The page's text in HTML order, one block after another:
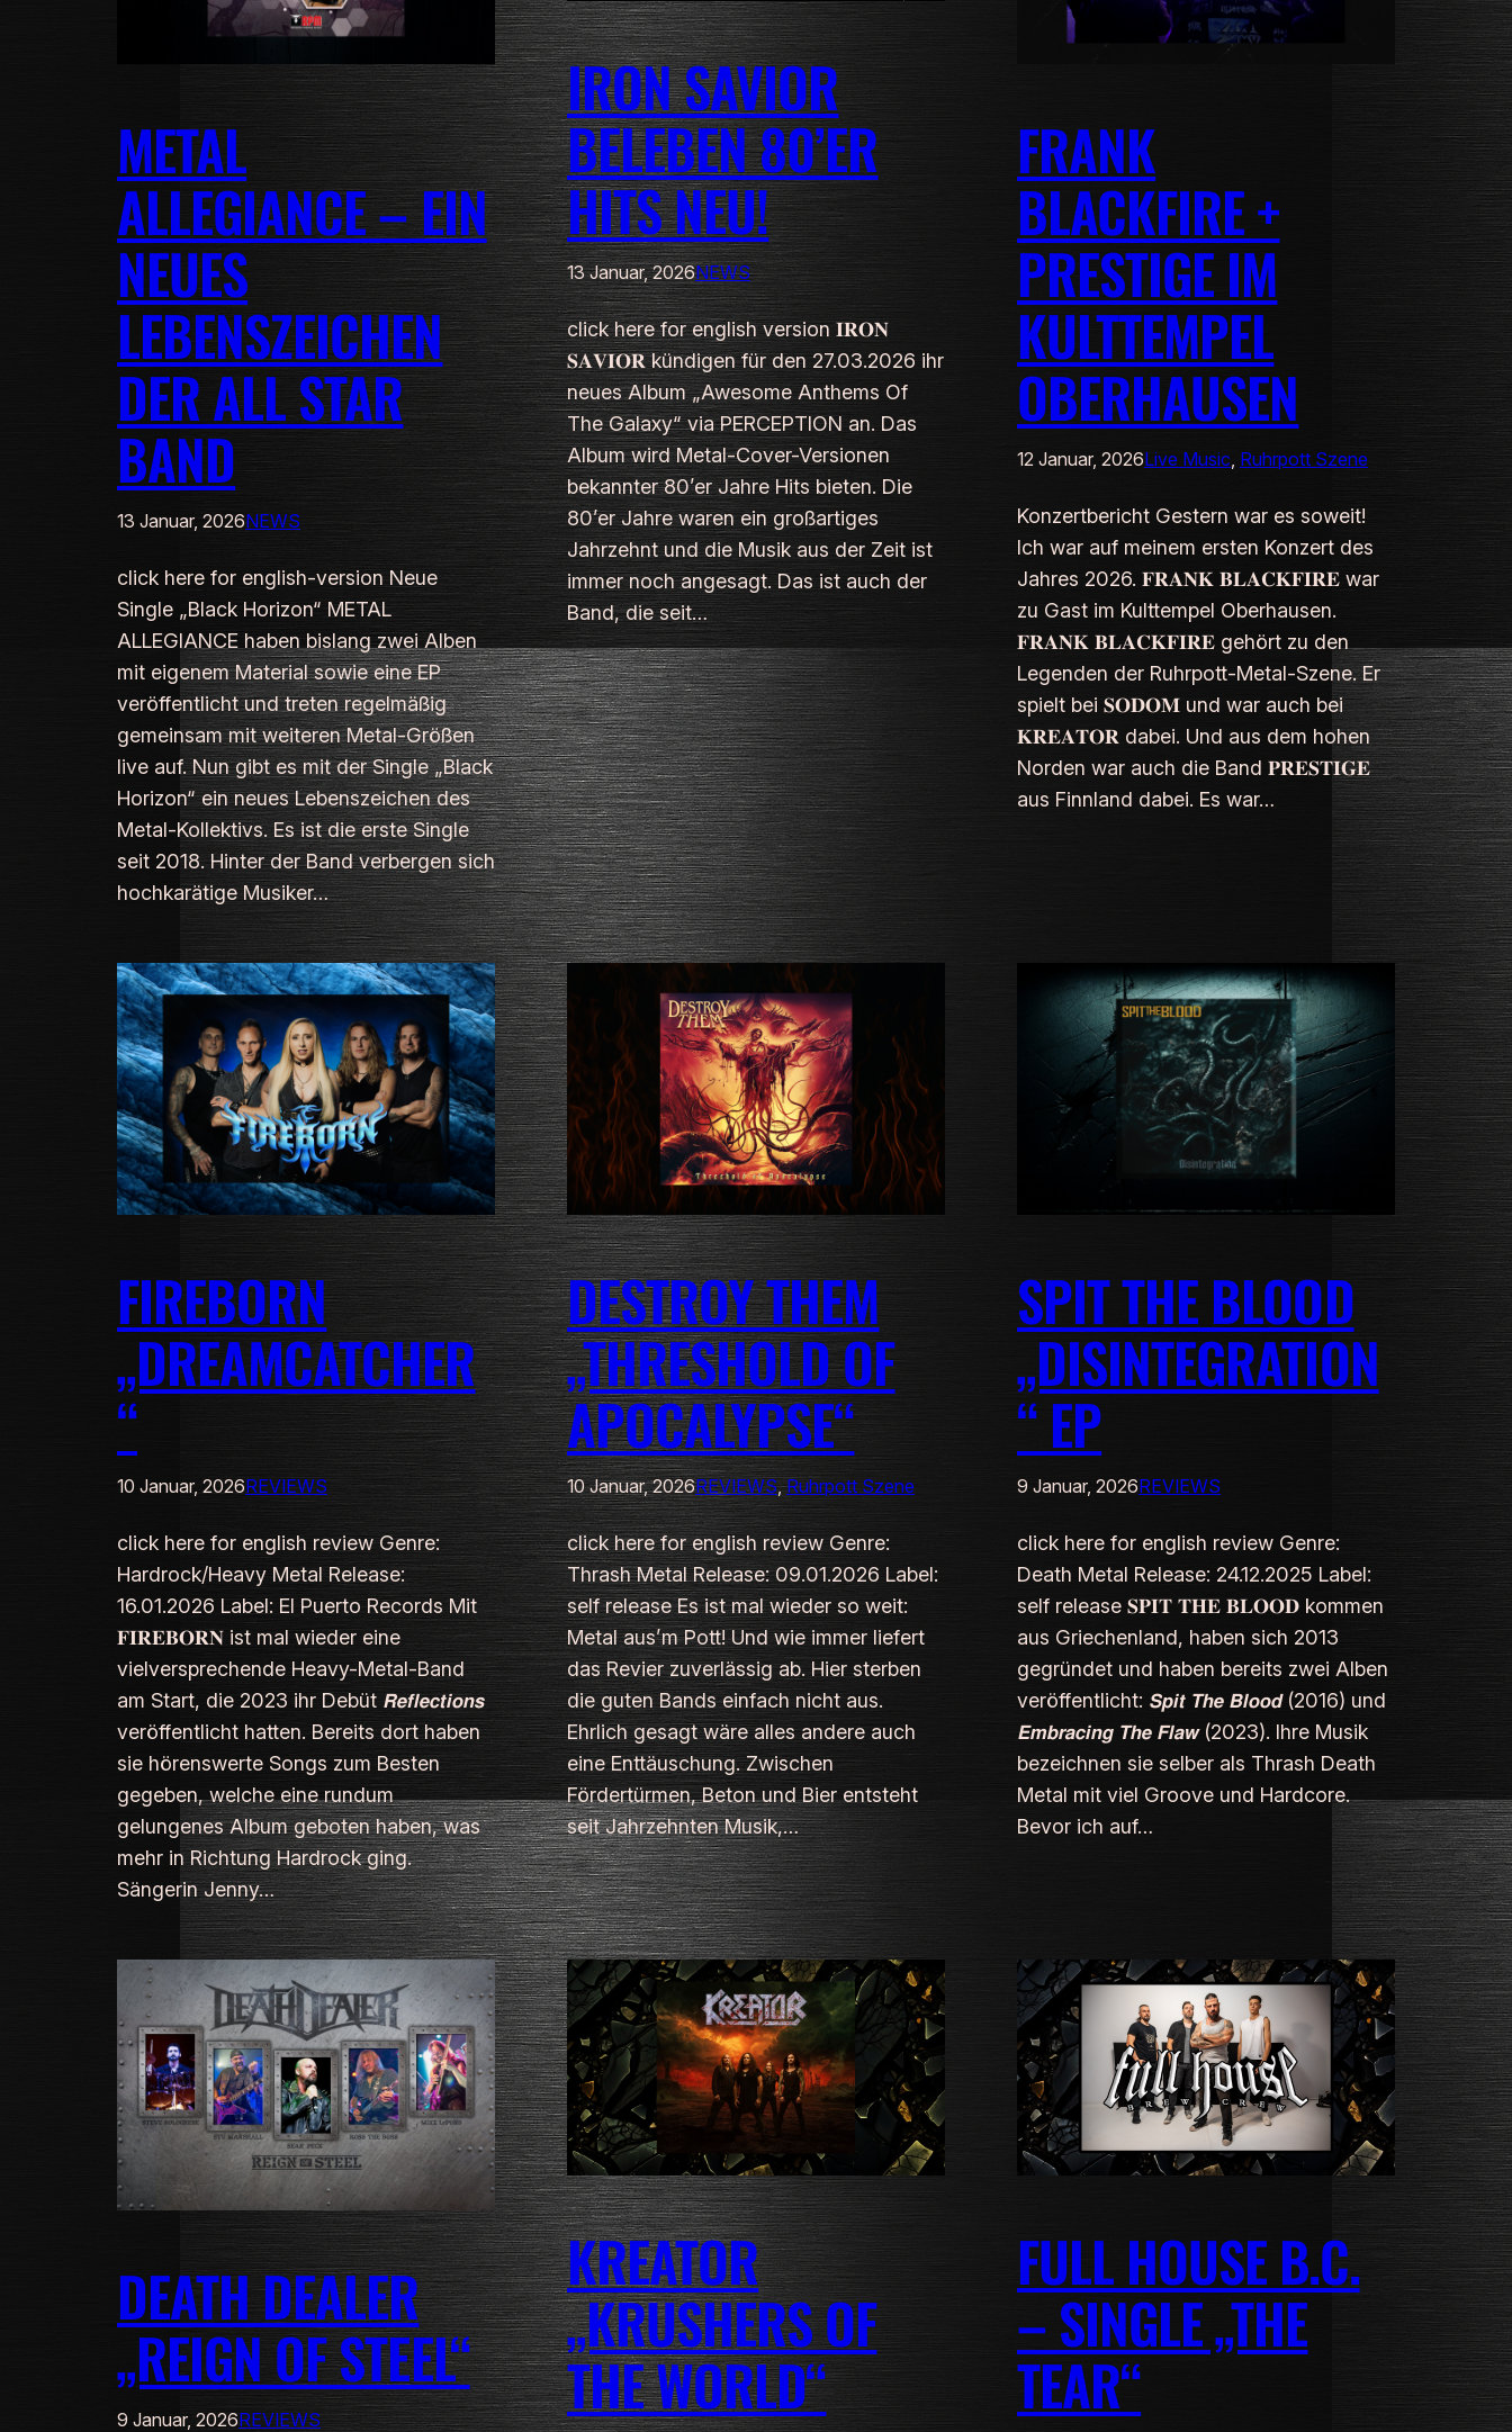
METAL
ALLEGIANCE – EIN
NEUES
LEBENSZEICHEN
DER ALL STAR
BAND
13 Januar, 2026NEWS
click here for english-version Neue
Single „Black Horizon“ METAL
ALLEGIANCE haben bislang zwei Alben
mit eigenem Material sowie eine EP
veröffentlicht und treten regelmäßig
gemeinsam mit weiteren Metal-Größen
live auf. Nun gibt es mit der Single „Black
Horizon“ ein neues Lebenszeichen des
Metal-Kollektivs. Es ist die erste Single
seit 2018. Hinter der Band verbergen sich
hochkarätige Musiker…
IRON SAVIOR
BELEBEN 80’ER
HITS NEU!
13 Januar, 2026NEWS
click here for english version 𝐈𝐑𝐎𝐍
𝐒𝐀𝐕𝐈𝐎𝐑 kündigen für den 27.03.2026 ihr
neues Album „Awesome Anthems Of
The Galaxy“ via PERCEPTION an. Das
Album wird Metal-Cover-Versionen
bekannter 80’er Jahre Hits bieten. Die
80’er Jahre waren ein großartiges
Jahrzehnt und die Musik aus der Zeit ist
immer noch angesagt. Das ist auch der
Band, die seit…
FRANK
BLACKFIRE +
PRESTIGE IM
KULTTEMPEL
OBERHAUSEN
12 Januar, 2026Live Music, Ruhrpott Szene
Konzertbericht Gestern war es soweit!
Ich war auf meinem ersten Konzert des
Jahres 2026. 𝐅𝐑𝐀𝐍𝐊 𝐁𝐋𝐀𝐂𝐊𝐅𝐈𝐑𝐄 war
zu Gast im Kulttempel Oberhausen.
𝐅𝐑𝐀𝐍𝐊 𝐁𝐋𝐀𝐂𝐊𝐅𝐈𝐑𝐄 gehört zu den
Legenden der Ruhrpott-Metal-Szene. Er
spielt bei 𝐒𝐎𝐃𝐎𝐌 und war auch bei
𝐊𝐑𝐄𝐀𝐓𝐎𝐑 dabei. Und aus dem hohen
Norden war auch die Band 𝐏𝐑𝐄𝐒𝐓𝐈𝐆𝐄
aus Finnland dabei. Es war…
FIREBORN
„DREAMCATCHER
“
10 Januar, 2026REVIEWS
click here for english review Genre:
Hardrock/Heavy Metal Release:
16.01.2026 Label: El Puerto Records Mit
𝐅𝐈𝐑𝐄𝐁𝐎𝐑𝐍 ist mal wieder eine
vielversprechende Heavy-Metal-Band
am Start, die 2023 ihr Debüt 𝙍𝙚𝙛𝙡𝙚𝙘𝙩𝙞𝙤𝙣𝙨
veröffentlicht hatten. Bereits dort haben
sie hörenswerte Songs zum Besten
gegeben, welche eine rundum
gelungenes Album geboten haben, was
mehr in Richtung Hardrock ging.
Sängerin Jenny…
DESTROY THEM
„THRESHOLD OF
APOCALYPSE“
10 Januar, 2026REVIEWS, Ruhrpott Szene
click here for english review Genre:
Thrash Metal Release: 09.01.2026 Label:
self release Es ist mal wieder so weit:
Metal aus’m Pott! Und wie immer liefert
das Revier zuverlässig ab. Hier sterben
die guten Bands einfach nicht aus.
Ehrlich gesagt wäre alles andere auch
eine Enttäuschung. Zwischen
Fördertürmen, Beton und Bier entsteht
seit Jahrzehnten Musik,…
SPIT THE BLOOD
„DISINTEGRATION
“ EP
9 Januar, 2026REVIEWS
click here for english review Genre:
Death Metal Release: 24.12.2025 Label:
self release 𝐒𝐏𝐈𝐓 𝐓𝐇𝐄 𝐁𝐋𝐎𝐎𝐃 kommen
aus Griechenland, haben sich 2013
gegründet und haben bereits zwei Alben
veröffentlicht: 𝙎𝙥𝙞𝙩 𝙏𝙝𝙚 𝘽𝙡𝙤𝙤𝙙 (2016) und
𝙀𝙢𝙗𝙧𝙖𝙘𝙞𝙣𝙜 𝙏𝙝𝙚 𝙁𝙡𝙖𝙬 (2023). Ihre Musik
bezeichnen sie selber als Thrash Death
Metal mit viel Groove und Hardcore.
Bevor ich auf…
DEATH DEALER
„REIGN OF STEEL“
9 Januar, 2026REVIEWS
KREATOR
„KRUSHERS OF
THE WORLD“
FULL HOUSE B.C.
– SINGLE „THE
TEAR“